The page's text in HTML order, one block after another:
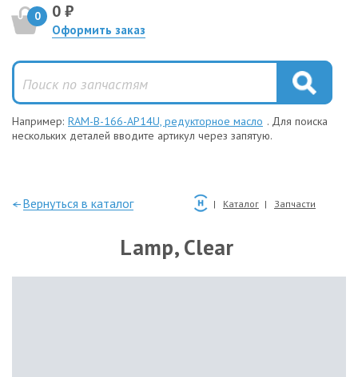
0 0 ₽
Оформить заказ
Например: RAM-B-166-AP14U, редукторное масло . Для поиска
нескольких деталей вводите артикул через запятую.
—Вернуться в каталог Каталог Запчасти
Lamp, Clear